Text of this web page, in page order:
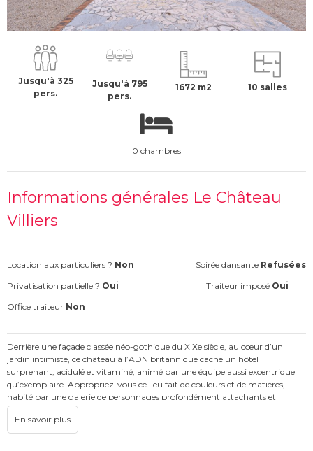
92300-Levallois-Perret À partir de :
100 €H.T
Jusqu'à 325
pers.
Jusqu'à 795
pers.
1672 m2 10 salles
0 chambres
Informations générales Le Château
Villiers
Location aux particuliers ? Non Soirée dansante Refusées
Privatisation partielle ? Oui Traiteur imposé Oui
Office traiteur Non
Derrière une façade classée néo-gothique du XIXe siècle, au cœur d’un
jardin intimiste, ce château à l’ADN britannique cache un hôtel
surprenant, acidulé et vitaminé, animé par une équipe aussi excentrique
qu’exemplaire. Appropriez-vous ce lieu fait de couleurs et de matières,
habité par une galerie de personnages profondément attachants et
accueillants.
- Une restauration permanente